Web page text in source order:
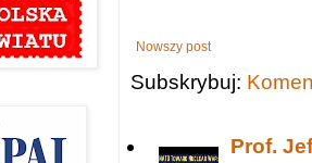
Nowszy post
Subskrybuj:
Prof.